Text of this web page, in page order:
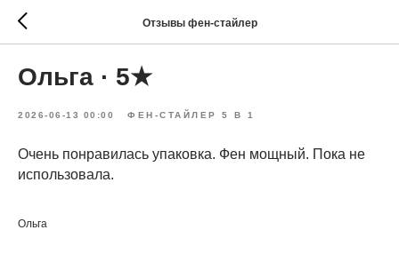
Отзывы фен-стайлер
Ольга · 5★
2026-06-13 00:00 ФЕН-СТАЙЛЕР 5 В 1
Очень понравилась упаковка. Фен мощный. Пока не
использовала.
Ольга